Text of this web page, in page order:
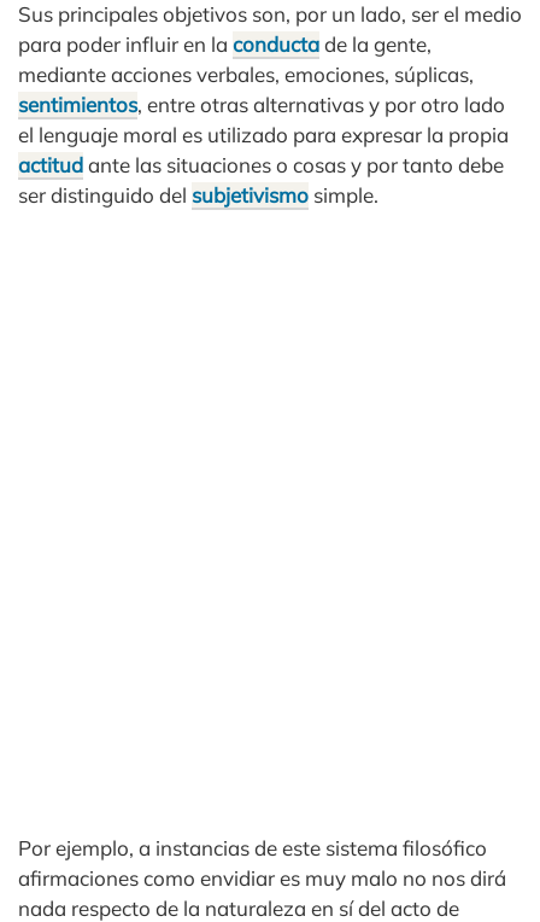
Sus principales objetivos son, por un lado, ser el medio
para poder influir en la conductade la gente,
mediante acciones verbales, emociones, súplicas,
sentimientos, entre otras alternativas y por otro lado
el lenguaje moral es utilizado para expresar la propia
actitudante las situaciones o cosas y por tanto debe
ser distinguido del subjetivismo simple.
Por ejemplo, a instancias de este sistema filosófico
afirmaciones como envidiar es muy malo no nos dirá
nada respecto de la naturaleza en sí del acto de